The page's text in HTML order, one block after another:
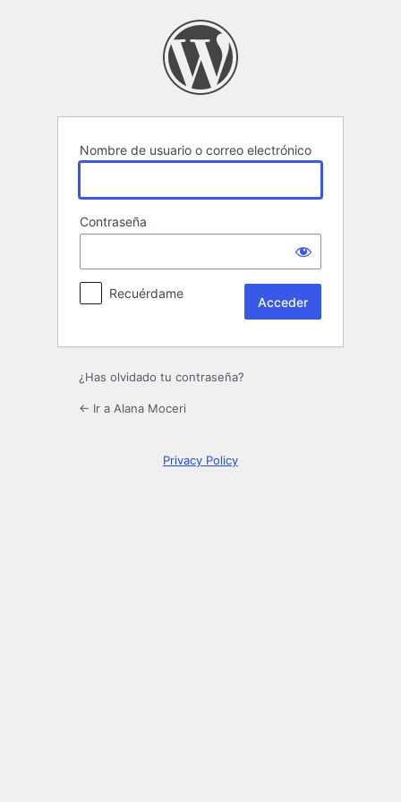
Nombre de usuario o correo electrónico
Contraseña
Recuérdame
¿Has olvidado tu contraseña?
← Ir a Alana Moceri
Privacy Policy